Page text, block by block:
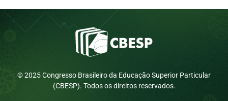
© 2025 Congresso Brasileiro da Educação Superior Particular
(CBESP). Todos os direitos reservados.